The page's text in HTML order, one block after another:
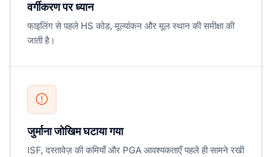
वर्गीकरण पर ध्यान
फाइलिंग से पहले HS कोड, मूल्यांकन और मूल स्थान की समीक्षा की
जाती है।
जुर्माना जोखिम घटाया गया
ISF, दस्तावेज़ की कमियाँ और PGA आवश्यकताएँ पहले ही सामने रखी